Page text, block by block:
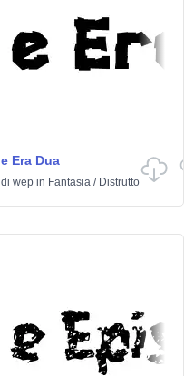
e Era Dua
di wep in Fantasia / Distrutto